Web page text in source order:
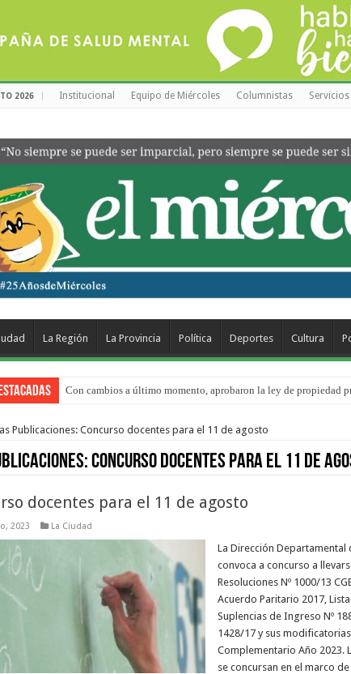
2026 Institucional Equipo de Miércoles Columnistas Servicios
La Región La Provincia Política Deportes Cultura
Con cambios a último momento, aprobaron la ley de propiedad
Publicaciones: Concurso docentes para el 11 de agosto
Concurso docentes para el 11 de
docentes para el 11 de agosto
2023 La Ciudad
La Dirección Departamental
convoca a concurso a
Resoluciones Nº 1000/13
Acuerdo Paritario 2017,
Suplencias de Ingreso Nº
1428/17 y sus
Complementario Año 2023.
se concursan en el marco